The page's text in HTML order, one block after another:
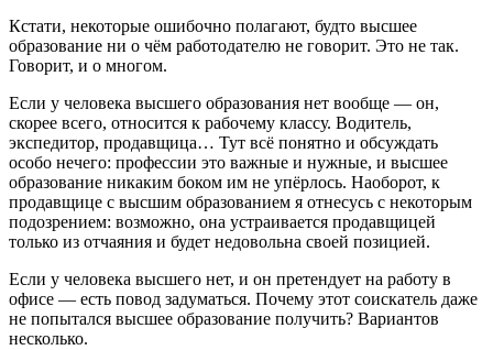
Кстати, некоторые ошибочно полагают, будто высшее
образование ни о чём работодателю не говорит. Это не так.
Говорит, и о многом.
Если у человека высшего образования нет вообще — он,
скорее всего, относится к рабочему классу. Водитель,
экспедитор, продавщица… Тут всё понятно и обсуждать
особо нечего: профессии это важные и нужные, и высшее
образование никаким боком им не упёрлось. Наоборот, к
продавщице с высшим образованием я отнесусь с некоторым
подозрением: возможно, она устраивается продавщицей
только из отчаяния и будет недовольна своей позицией.
Если у человека высшего нет, и он претендует на работу в
офисе — есть повод задуматься. Почему этот соискатель даже
не попытался высшее образование получить? Вариантов
несколько.